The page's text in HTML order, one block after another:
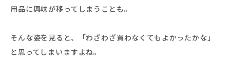
用品に興味が移ってしまうことも。
そんな姿を見ると、「わざわざ買わなくてもよかったかな」
と思ってしまいますよね。